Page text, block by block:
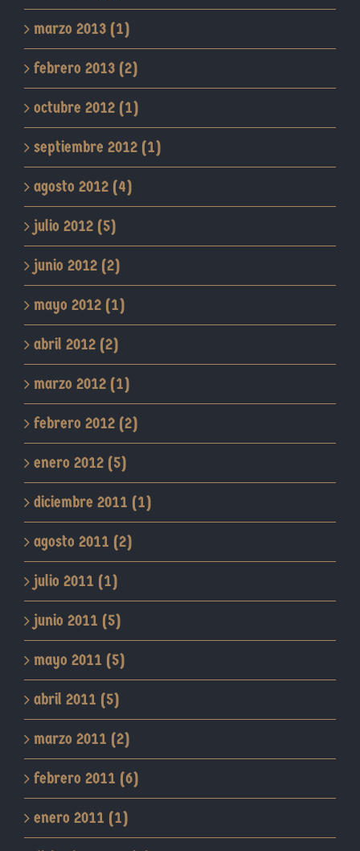
marzo 2013 (1)
febrero 2013 (2)
octubre 2012 (1)
septiembre 2012 (1)
agosto 2012 (4)
julio 2012 (5)
junio 2012 (2)
mayo 2012 (1)
abril 2012 (2)
marzo 2012 (1)
febrero 2012 (2)
enero 2012 (5)
diciembre 2011 (1)
agosto 2011 (2)
julio 2011 (1)
junio 2011 (5)
mayo 2011 (5)
abril 2011 (5)
marzo 2011 (2)
febrero 2011 (6)
enero 2011 (1)